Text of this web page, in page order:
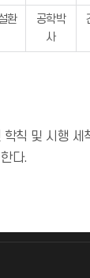
환
공학박
사
칙 및 시행 세
다.